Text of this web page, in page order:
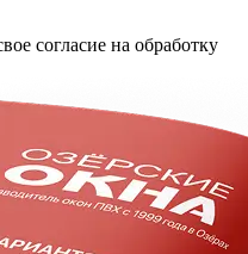
согласие на обработку